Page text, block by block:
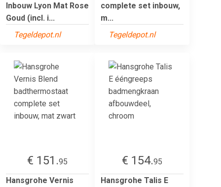
Inbouw Lyon Mat Rose
Goud (incl. i...
Tegeldepot.nl
complete set inbouw,
m...
Tegeldepot.nl
€ 151.95
Hansgrohe Vernis
€ 154.95
Hansgrohe Talis E